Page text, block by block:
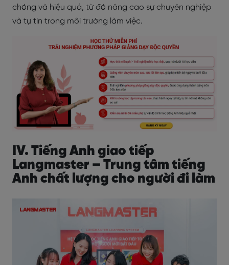
chóng và hiệu quả, từ đó nâng cao sự chuyên nghiệp
và tự tin trong môi trường làm việc.
IV. Tiếng Anh giao tiếp
Langmaster – Trung tâm tiếng
Anh chất lượng cho người đi làm